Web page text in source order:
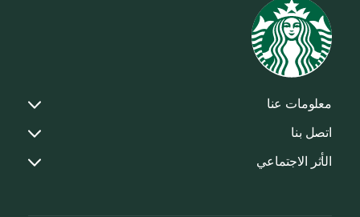
معلومات عنا
اتصل بنا
الأثر الاجتماعي